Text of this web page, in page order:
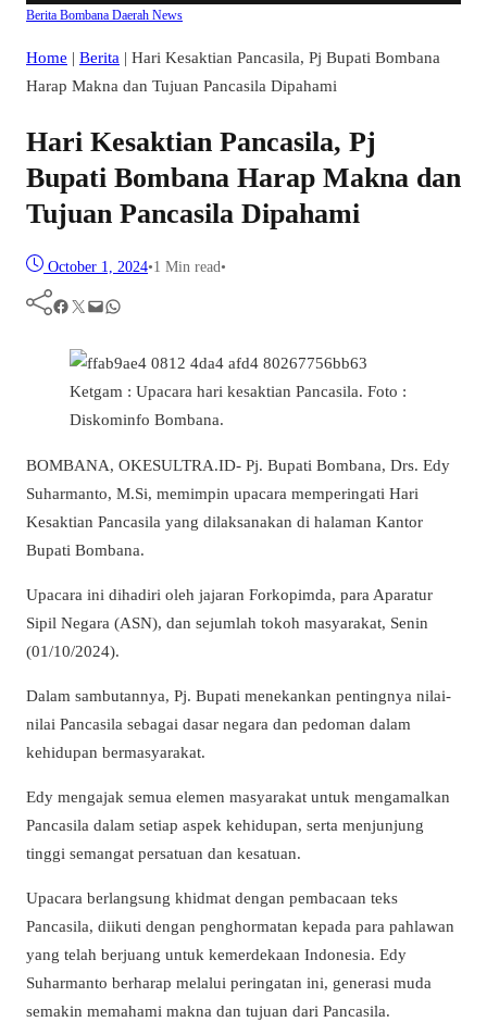
Berita Bombana Daerah News
Home | Berita | Hari Kesaktian Pancasila, Pj Bupati Bombana
Harap Makna dan Tujuan Pancasila Dipahami
Hari Kesaktian Pancasila, Pj
Bupati Bombana Harap Makna dan
Tujuan Pancasila Dipahami
October 1, 2024•1 Min read•
Facebook Twitter Mail WhatsApp
Ketgam : Upacara hari kesaktian Pancasila. Foto :
Diskominfo Bombana.
BOMBANA, OKESULTRA.ID- Pj. Bupati Bombana, Drs. Edy
Suharmanto, M.Si, memimpin upacara memperingati Hari
Kesaktian Pancasila yang dilaksanakan di halaman Kantor
Bupati Bombana.
Upacara ini dihadiri oleh jajaran Forkopimda, para Aparatur
Sipil Negara (ASN), dan sejumlah tokoh masyarakat, Senin
(01/10/2024).
Dalam sambutannya, Pj. Bupati menekankan pentingnya nilai-
nilai Pancasila sebagai dasar negara dan pedoman dalam
kehidupan bermasyarakat.
Edy mengajak semua elemen masyarakat untuk mengamalkan
Pancasila dalam setiap aspek kehidupan, serta menjunjung
tinggi semangat persatuan dan kesatuan.
Upacara berlangsung khidmat dengan pembacaan teks
Pancasila, diikuti dengan penghormatan kepada para pahlawan
yang telah berjuang untuk kemerdekaan Indonesia. Edy
Suharmanto berharap melalui peringatan ini, generasi muda
semakin memahami makna dan tujuan dari Pancasila.